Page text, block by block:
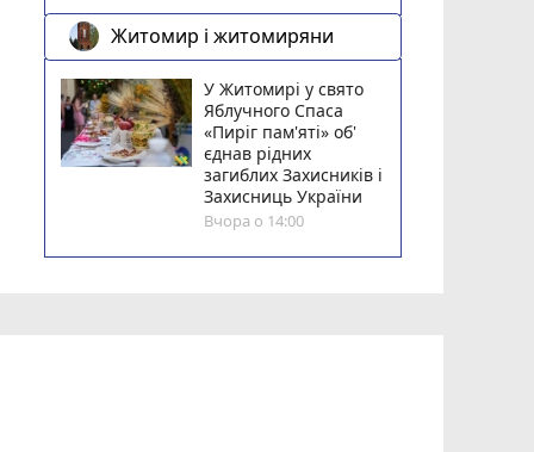
Житомир і житомиряни
У Житомирі у свято
Яблучного Спаса
«Пиріг пам'яті» об'
єднав рідних
загиблих Захисників і
Захисниць України
Вчора о 14:00